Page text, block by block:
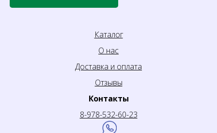
Контакты
8-978-532-60-23
Каталог
О нас
Доставка и оплата
Отзывы